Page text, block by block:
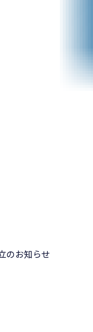
のお知らせ